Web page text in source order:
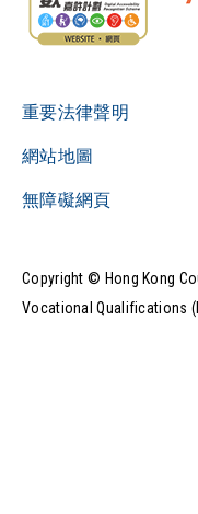
重要法律聲明
網站地圖
無障礙網頁
Copyright © Hong Kong
Vocational Qualifications